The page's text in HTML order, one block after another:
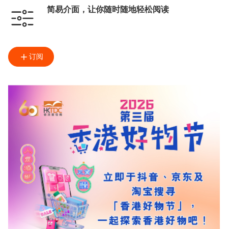
简易介面，让你随时随地轻松阅读
订阅